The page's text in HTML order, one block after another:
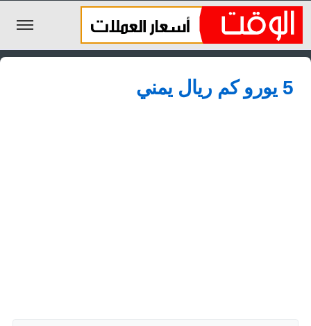
الليرة السورية
الجنيه المصري5 يورو كم ريال يمني